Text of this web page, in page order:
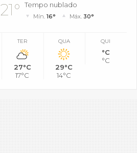
21° Tempo nublado
Mín.16° Máx. 30°
TER
27°C
17°C
QUA
29°C
14°C
QUI
°C
°C